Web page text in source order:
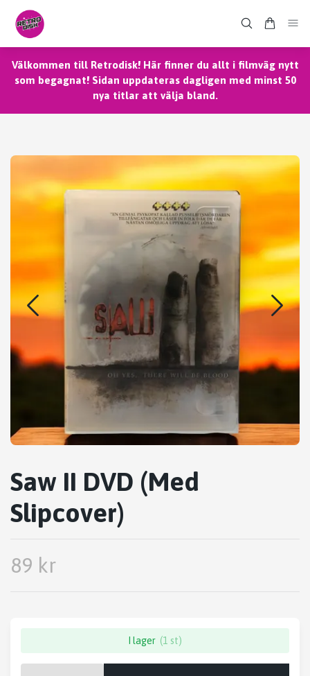
Välkommen till Retrodisk! Här finner du allt i filmväg nytt
som begagnat! Sidan uppdateras dagligen med minst 50
nya titlar att välja bland.
Saw II DVD (Med
Slipcover)
89 kr
I lager (1 st)